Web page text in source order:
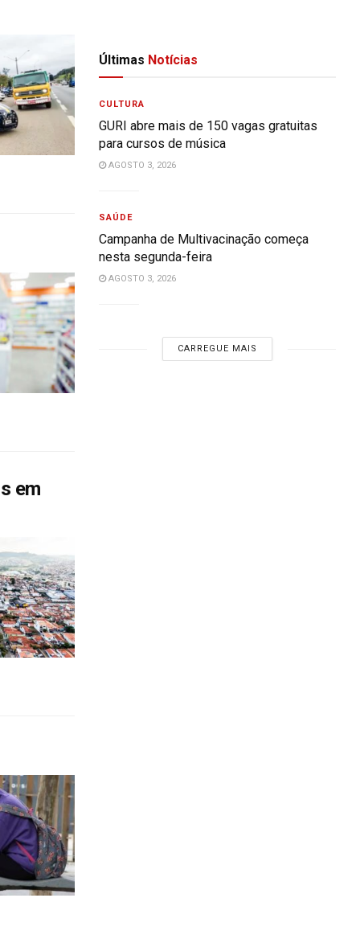
em
Últimas Notícias
CULTURA
GURI abre mais de 150 vagas gratuitas
para cursos de música
AGOSTO 3, 2026
SAÚDE
Campanha de Multivacinação começa
nesta segunda-feira
AGOSTO 3, 2026
CARREGUE MAIS